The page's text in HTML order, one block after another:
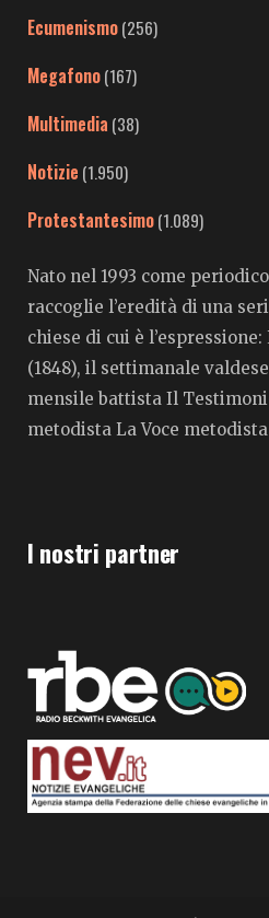
Ecumenismo(256)
Megafono(167)
Multimedia (38)
Notizie (1.950)
Protestantesimo(1.089)
Nato nel 1993 come
raccoglie l’eredità di una
chiese di cui è l’espressione:
(1848), il settimanale
mensile battista Il
metodista La Voce metodista
I nostri partner